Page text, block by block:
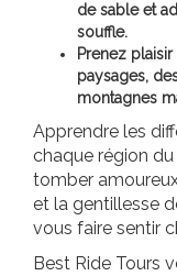
de sable et
souffle.
Prenez
paysages,
montagnes
Apprendre les
chaque région
tomber
et la gentillesse
vous faire sentir
Best Ride Tours